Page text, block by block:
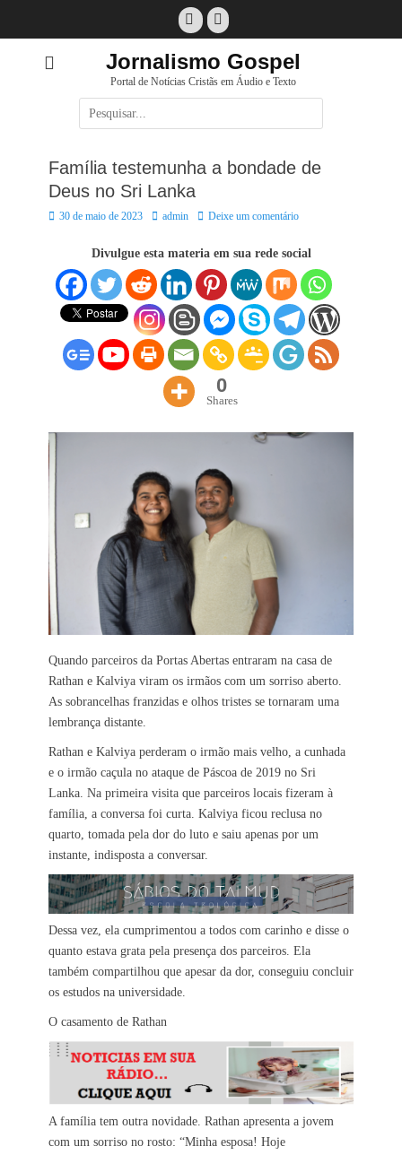
Facebook
E-
mail
Jornalismo Gospel
Portal de Notícias Cristãs em Áudio e Texto
Pesquisar
por:
Família testemunha a bondade de
Deus no Sri Lanka
Posted
30 de maio de 2023 Autor:
admin Deixe um comentário
Divulgue esta materia em sua rede social
0
Shares
Quando parceiros da Portas Abertas entraram na casa de
Rathan e Kalviya viram os irmãos com um sorriso aberto.
As sobrancelhas franzidas e olhos tristes se tornaram uma
lembrança distante.
Rathan e Kalviya perderam o irmão mais velho, a cunhada
e o irmão caçula no ataque de Páscoa de 2019 no Sri
Lanka. Na primeira visita que parceiros locais fizeram à
família, a conversa foi curta. Kalviya ficou reclusa no
quarto, tomada pela dor do luto e saiu apenas por um
instante, indisposta a conversar.
Dessa vez, ela cumprimentou a todos com carinho e disse o
quanto estava grata pela presença dos parceiros. Ela
também compartilhou que apesar da dor, conseguiu concluir
os estudos na universidade.
O casamento de Rathan
A família tem outra novidade. Rathan apresenta a jovem
com um sorriso no rosto: “Minha esposa! Hoje